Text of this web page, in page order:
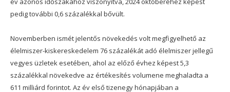
pedig további 0,6 százalékkal bővült.
Novemberben ismét jelentős növekedés volt megfigyelhető az
élelmiszer-kiskereskedelem 76 százalékát adó élelmiszer jellegű
vegyes üzletek esetében, ahol az előző évhez képest 5,3
százalékkal növekedve az értékesítés volumene meghaladta a
611 milliárd forintot. Az év első tizenegy hónapjában a